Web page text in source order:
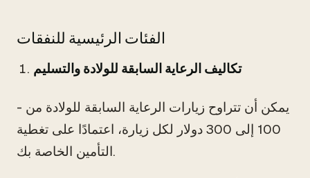
الفئات الرئيسية للنفقات
تكاليف الرعاية السابقة للولادة والتسليم
- يمكن أن تتراوح زيارات الرعاية السابقة للولادة من
100 إلى 300 دولار لكل زيارة، اعتمادًا على تغطية
التأمين الخاصة بك.